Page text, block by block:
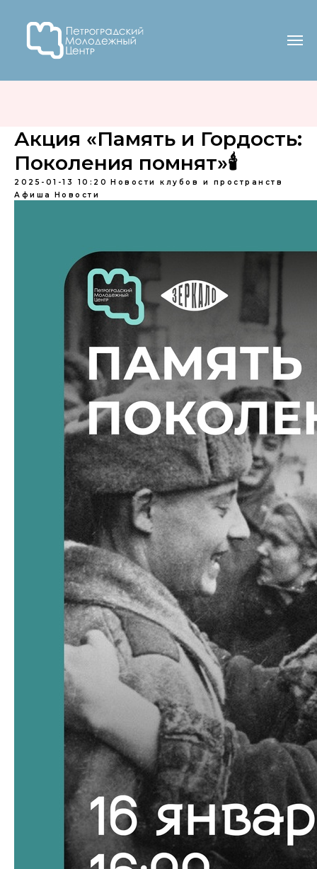
Акция «Память и Гордость:
Поколения помнят»🕯
2025-01-13 10:20 Новости клубов и пространств
Афиша
Новости